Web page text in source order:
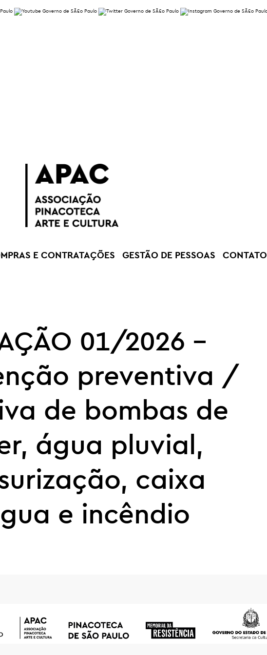
E CONTRATAÇÕES GESTÃO DE PESSOAS CONTATO
01/2026 –
preventiva /
de bombas de
água pluvial,
caixa
e incêndio